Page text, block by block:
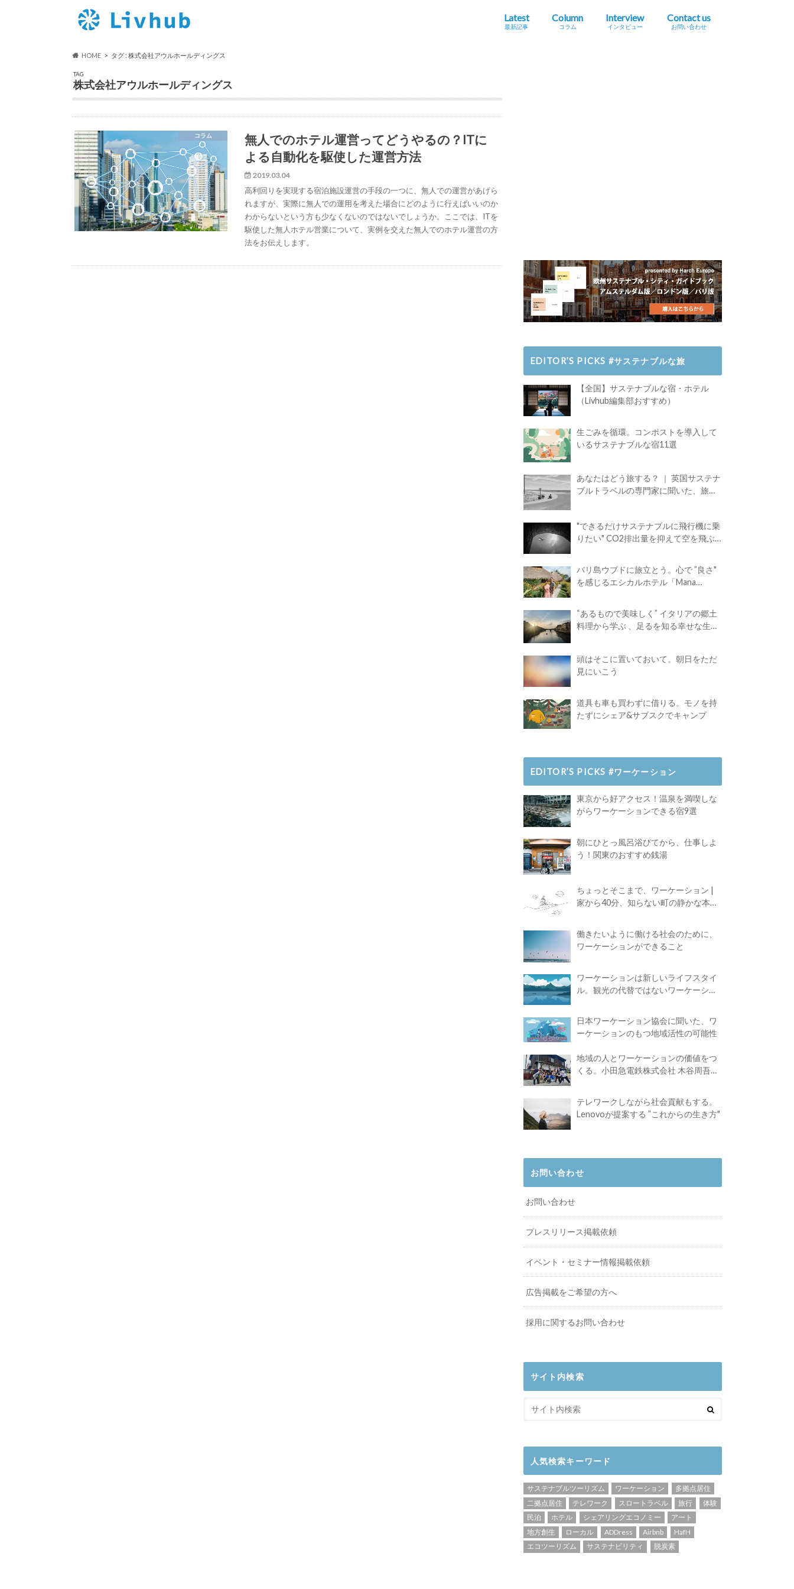
Latest
最新記事
Column
コラム
Interview
インタビュー
Contact us
お問い合わせ
HOME タグ : 株式会社アウルホールディングス
TAG
株式会社アウルホールディングス
コラム
無人でのホテル運営ってどうやるの？ITに
よる自動化を駆使した運営方法
2019.03.04
高利回りを実現する宿泊施設運営の手段の一つに、無人での運営があげら
れますが、実際に無人での運用を考えた場合にどのように行えばいいのか
わからないという方も少なくないのではないでしょうか。ここでは、ITを
駆使した無人ホテル営業について、実例を交えた無人でのホテル運営の方
法をお伝えします。
EDITOR’S PICKS #サステナブルな旅
【全国】サステナブルな宿・ホテル
（Livhub編集部おすすめ）
生ごみを循環。コンポストを導入して
いるサステナブルな宿11選
あなたはどう旅する？ ｜ 英国サステナ
ブルトラベルの専門家に聞いた、旅の
"できるだけサステナブルに飛行機に乗
りたい" CO2排出量を抑えて空を飛ぶ
バリ島ウブドに旅立とう。心で ”良さ"
を感じるエシカルホテル「Mana
“あるもので美味しく” イタリアの郷土
料理から学ぶ 、足るを知る幸せな生き
頭はそこに置いておいて。朝日をただ
見にいこう
道具も車も買わずに借りる。モノを持
たずにシェア&サブスクでキャンプ
EDITOR’S PICKS #ワーケーション
東京から好アクセス！温泉を満喫しな
がらワーケーションできる宿9選
朝にひとっ風呂浴びてから、仕事しよ
う！関東のおすすめ銭湯
ちょっとそこまで、ワーケーション |
家から40分、知らない町の静かな本屋
働きたいように働ける社会のために、
ワーケーションができること
ワーケーションは新しいライフスタイ
ル。観光の代替ではないワーケーショ
日本ワーケーション協会に聞いた、ワ
ーケーションのもつ地域活性の可能性
地域の人とワーケーションの価値をつ
くる。小田急電鉄株式会社 木谷周吾さ
テレワークしながら社会貢献もする。
Lenovoが提案する ”これからの生き方"
お問い合わせ
お問い合わせ
プレスリリース掲載依頼
イベント・セミナー情報掲載依頼
広告掲載をご希望の方へ
採用に関するお問い合わせ
サイト内検索
人気検索キーワード
サステナブルツーリズム ワーケーション
多拠点居住
二拠点居住
テレワーク スロートラベル 旅行
体験
民泊
ホテル シェアリングエコノミー
アート
地方創生
ローカル ADDress Airbnb
HafH
エコツーリズム
サステナビリティ 脱炭素